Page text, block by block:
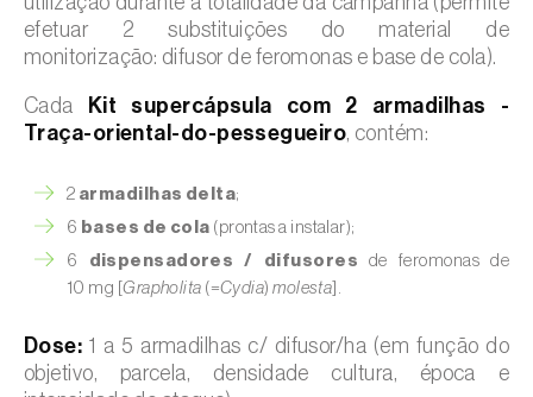
efetuar 2 substituições do material de
monitorização: difusor de feromonas e base de cola).
Cada
Kit supercápsula com 2 armadilhas -
Traça-oriental-do-pessegueiro, contém:
2 armadilhas delta;
6 bases de cola (prontas a instalar);
6 dispensadores / difusores de feromonas de
10 mg [Grapholita (=Cydia)molesta
Dose: 1 a 5 armadilhas c/ difusor/ha (em função do
objetivo, parcela, densidade cultura, época e